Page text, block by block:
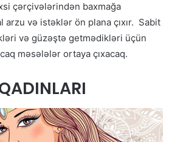
çərçivələrindən baxmağa
və istəklər ön plana çıxır. Sabit
və güzəştə getmədikləri üçün
məsələlər ortaya çıxacaq.